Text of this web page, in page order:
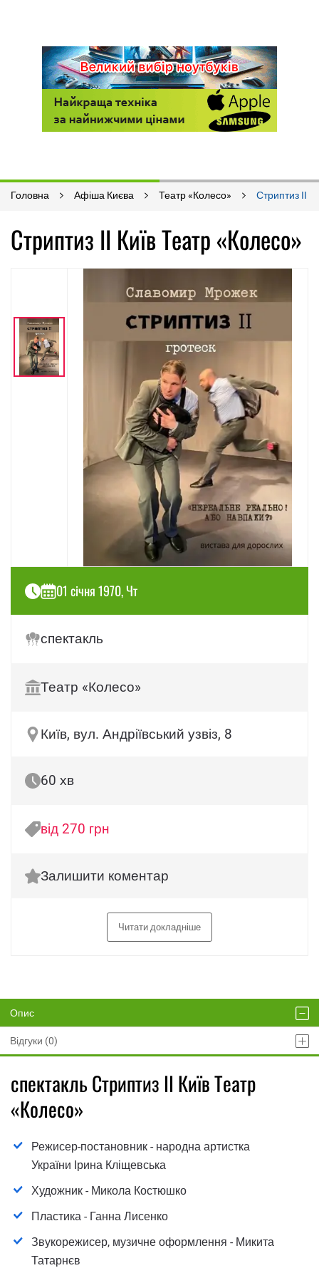
Головна Афіша Києва Театр «Колесо» Стриптиз ІІ
Стриптиз ІІ Київ Театр «Колесо»
01 січня 1970, Чт
спектакль
Театр «Колесо»
Київ, вул. Андріївський узвіз, 8
60 хв
від 270 грн
Залишити коментар
Читати докладніше
Опис
Відгуки (0)
спектакль Стриптиз ІІ Київ Театр
«Колесо»
Режисер-постановник - народна артистка
України Ірина Кліщевська
Художник - Микола Костюшко
Пластика - Ганна Лисенко
Звукорежисер, музичне оформлення - Микита
Татарнєв